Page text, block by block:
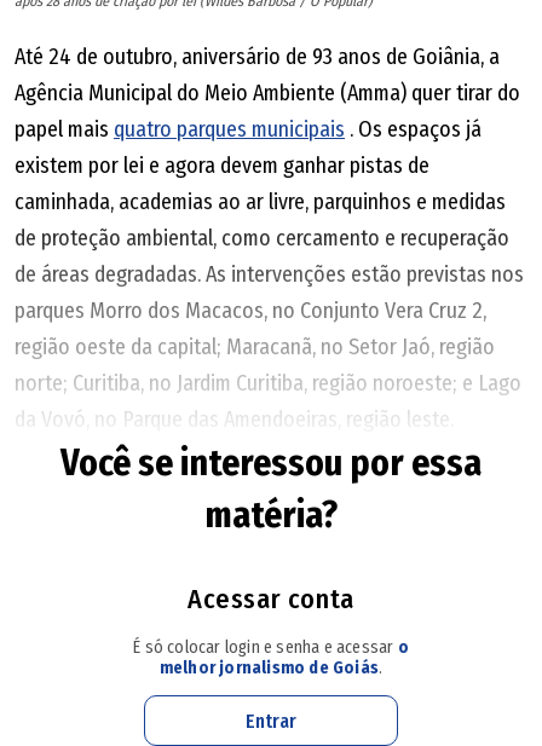
relocação da galeria pluvial; em seguida, haveria os
serviços de terraplenagem; e, depois, a pavimentação das
vias laterais. Por fim, a atuação da Secretaria Municipal de
Engenharia de Trânsito (SET), responsável pela
implantação da sinalização semafórica
A partir desta sexta-feira (7), quem segue pela Avenida Leste-Oeste no sentido
Centro-bairros já poderá utilizar a pista lateral ao viaduto com a Avenida
Até 24 de outubro, aniversário de 93 anos de Goiânia, a
Agência Municipal do Meio Ambiente (Amma) quer tirar do
papel mais quatro parques municipais . Os espaços já
existem por lei e agora devem ganhar pistas de
caminhada, academias ao ar livre, parquinhos e medidas
de proteção ambiental, como cercamento e recuperação
de áreas degradadas. As intervenções estão previstas nos
parques Morro dos Macacos, no Conjunto Vera Cruz 2,
região oeste da capital; Maracanã, no Setor Jaó, região
norte; Curitiba, no Jardim Curitiba, região noroeste; e Lago
da Vovó, no Parque das Amendoeiras, região leste.
Segundo a presidente da Amma, Zilma Peixoto, os projetos
incluem equipamentos para atividades físicas, recreação e
Entre as estruturas previstas, estão pistas de caminhada,
convivência com animais domésticos. Em algumas
unidades, também será realizado o cercamento das áreas
para evitar ocupações e reforçar a preservação ambiental.
Você se interessou por essa
matéria?
Acessar conta
É só colocar login e senha e acessar o
melhor jornalismo de Goiás.
Entrar